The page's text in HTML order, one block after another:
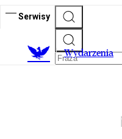
Serwisy
Wydarzenia